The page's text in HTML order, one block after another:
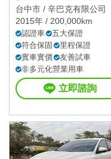
台中市 / 辛巴克有限公司
2015年 / 200,000km
認證車
五大保證
符合保固
里程保證
實車實價
友善試車
非多元化營業用車
立即諮詢